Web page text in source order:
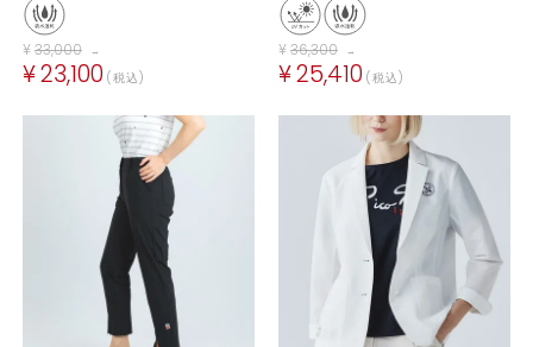
¥33,000 →
¥23,100 税込
¥36,300 →
¥25,410 税込